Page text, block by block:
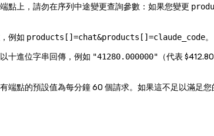
點上，請勿在序列中途變更查詢參數：如果您變更
例如 products[]=chat&products[]=claude_code。
十進位字串回傳，例如 "41280.000000"
（代表
端點的預設值為每分鐘 60 個請求。如果這不足以滿足